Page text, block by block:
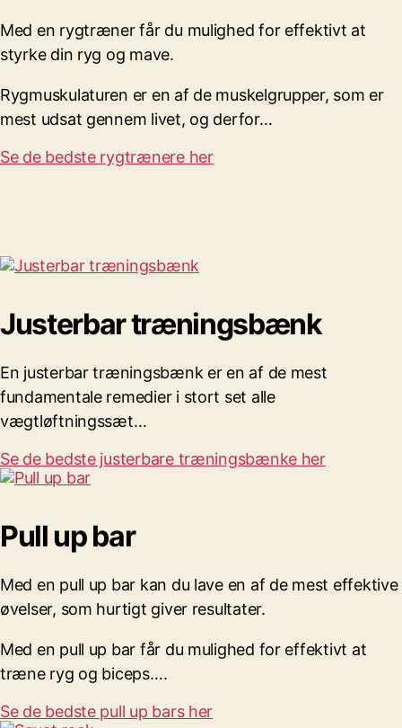
Med en rygtræner får du mulighed for effektivt at
styrke din ryg og mave.
Rygmuskulaturen er en af de muskelgrupper, som er
mest udsat gennem livet, og derfor…
Se de bedste rygtrænere her
Justerbar træningsbænk
En justerbar træningsbænk er en af de mest
fundamentale remedier i stort set alle
vægtløftningssæt…
Se de bedste justerbare træningsbænke her
Pull up bar
Med en pull up bar kan du lave en af de mest effektive
øvelser, som hurtigt giver resultater.
Med en pull up bar får du mulighed for effektivt at
træne ryg og biceps….
Se de bedste pull up bars her